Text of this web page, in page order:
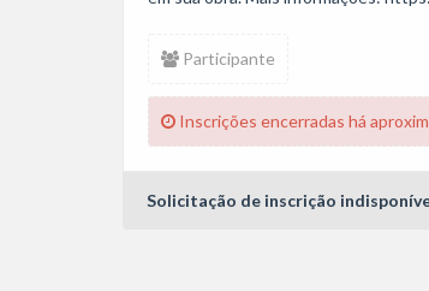
Participante
Inscrições encerradas há
Solicitação de inscrição